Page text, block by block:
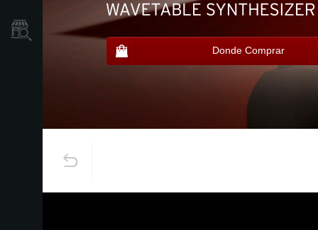
Localizador
de
Donde Comprar